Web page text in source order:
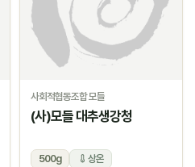
사회적협동조합 모들
(사)모들 대추생강청
500g 상온